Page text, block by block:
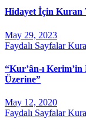
Hidayet İçin Kuran
May 29, 2023
Faydalı Sayfalar
“Kur’ân-ı
Üzerine”
May 12, 2020
Faydalı Sayfalar